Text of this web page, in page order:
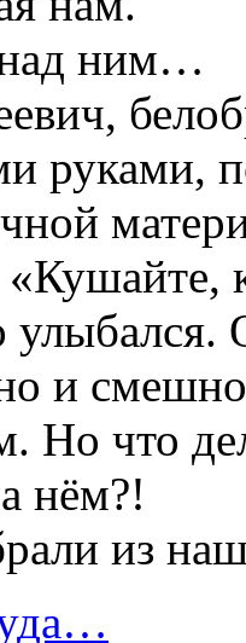
над ним…
руками,
и
Но что
нём?!
из